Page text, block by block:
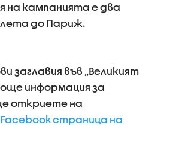
на кампанията е два
до Париж.
заглавия във „Великият
още информация за
откриете на
страница на